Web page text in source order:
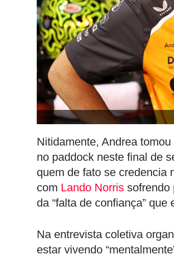
Nitidamente, Andrea
no paddock neste final de
quem de fato se credencia
com Lando Norris sofrendo
da “falta de confiança” que
Na entrevista coletiva
estar vivendo